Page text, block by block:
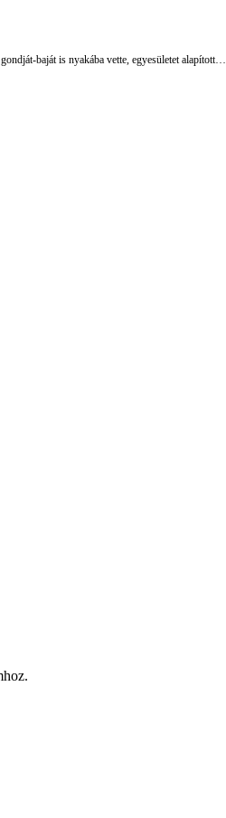
baját is nyakába vette, egyesületet alapított…